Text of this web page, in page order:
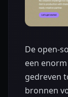
De open-
een
gedreven
bronnen